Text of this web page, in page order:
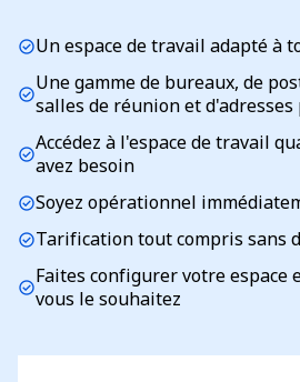
check_circleUn espace de travail adapté à
check_circleUne gamme de bureaux, de
salles de réunion et
check_circleAccédez à l'espace de travail
avez besoin
check_circleSoyez opérationnel
check_circleTarification tout compris sans
check_circleFaites configurer votre espace
vous le souhaitez